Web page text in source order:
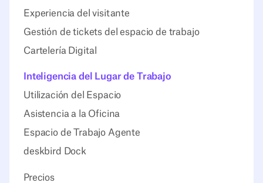
Experiencia del visitante
Gestión de tickets del espacio de trabajo
Cartelería Digital
Inteligencia del Lugar de Trabajo
Utilización del Espacio
Asistencia a la Oficina
Espacio de Trabajo Agente
deskbird Dock
Precios